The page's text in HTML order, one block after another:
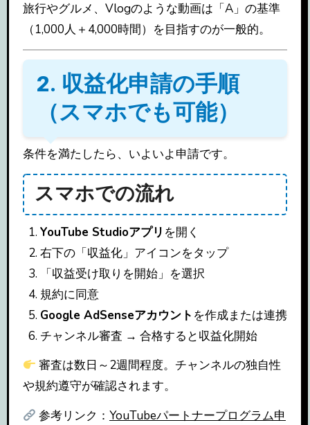
旅行やグルメ、Vlogのような動画は「A」の基準
（1,000人＋4,000時間）を目指すのが一般的。
2. 収益化申請の手順
（スマホでも可能）
条件を満たしたら、いよいよ申請です。
スマホでの流れ
YouTube Studioアプリ を開く
右下の「収益化」アイコンをタップ
「収益受け取りを開始」を選択
規約に同意
Google AdSenseアカウント を作成または連携
チャンネル審査 → 合格すると収益化開始
審査は数日～2週間程度。チャンネルの独自性
や規約遵守が確認されます。
参考リンク： YouTubeパートナープログラム申